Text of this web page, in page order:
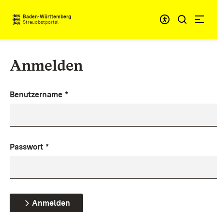
Zum Inhalt springen
Baden-Württemberg
Streuobstportal
Anmelden
Benutzername *
Passwort *
Anmelden